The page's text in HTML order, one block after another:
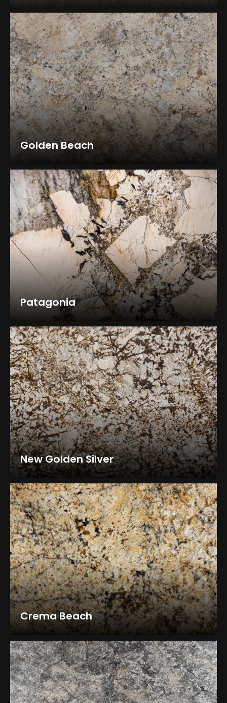
Golden Beach
Patagonia
New Golden Silver
Crema Beach